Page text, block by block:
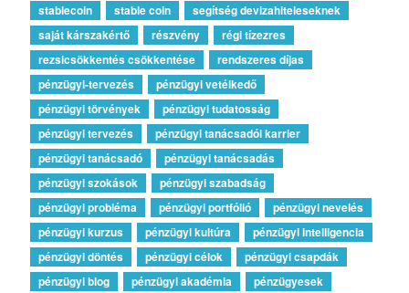
stablecoin
stable coin
segítség devizahiteleseknek
saját kárszakértő
részvény
régi tízezres
rezsicsökkentés csökkentése
rendszeres díjas
pénzügyi-tervezés
pénzügyi vetélkedő
pénzügyi törvények
pénzügyi tudatosság
pénzügyi tervezés
pénzügyi tanácsadói karrier
pénzügyi tanácsadó
pénzügyi tanácsadás
pénzügyi szokások
pénzügyi szabadság
pénzügyi probléma
pénzügyi portfólió
pénzügyi nevelés
pénzügyi kurzus
pénzügyi kultúra
pénzügyi intelligencia
pénzügyi döntés
pénzügyi célok
pénzügyi csapdák
pénzügyi blog
pénzügyi akadémia
pénzügyesek